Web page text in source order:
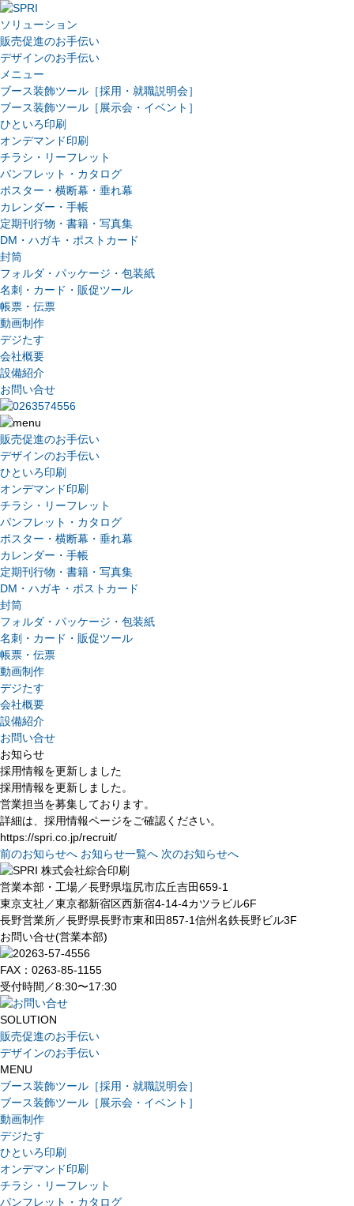
ソリューション
販売促進のお手伝い
デザインのお手伝い
メニュー
ブース装飾ツール［採用・就職説明会］
ブース装飾ツール［展示会・イベント］
ひといろ印刷
オンデマンド印刷
チラシ・リーフレット
パンフレット・カタログ
ポスター・横断幕・垂れ幕
カレンダー・手帳
定期刊行物・書籍・写真集
DM・ハガキ・ポストカード
封筒
フォルダ・パッケージ・包装紙
名刺・カード・販促ツール
帳票・伝票
動画制作
デジたす
会社概要
設備紹介
お問い合せ
販売促進のお手伝い
デザインのお手伝い
ひといろ印刷
オンデマンド印刷
チラシ・リーフレット
パンフレット・カタログ
ポスター・横断幕・垂れ幕
カレンダー・手帳
定期刊行物・書籍・写真集
DM・ハガキ・ポストカード
封筒
フォルダ・パッケージ・包装紙
名刺・カード・販促ツール
帳票・伝票
動画制作
デジたす
会社概要
設備紹介
お問い合せ
お知らせ
採用情報を更新しました
採用情報を更新しました。
営業担当を募集しております。
詳細は、採用情報ページをご確認ください。
https://spri.co.jp/recruit/
前のお知らせへ お知らせ一覧へ 次のお知らせへ
営業本部・工場／長野県塩尻市広丘吉田659-1
東京支社／東京都新宿区西新宿4-14-4カツラビル6F
長野営業所／長野県長野市東和田857-1信州名鉄長野ビル3F
お問い合せ(営業本部)
FAX：0263-85-1155
受付時間／8:30〜17:30
SOLUTION
販売促進のお手伝い
デザインのお手伝い
MENU
ブース装飾ツール［採用・就職説明会］
ブース装飾ツール［展示会・イベント］
動画制作
デジたす
ひといろ印刷
オンデマンド印刷
チラシ・リーフレット
パンフレット・カタログ